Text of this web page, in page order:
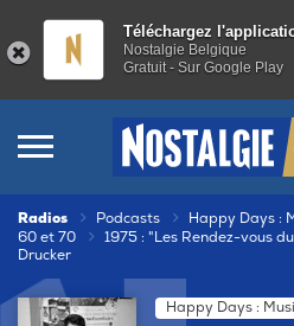
Téléchargez
Nostalgie Belgique
Gratuit - Sur Google Play
Radios Podcasts
Happy Days :
60 et 70
1975 : "Les Rendez-vous
Drucker
Happy Days :